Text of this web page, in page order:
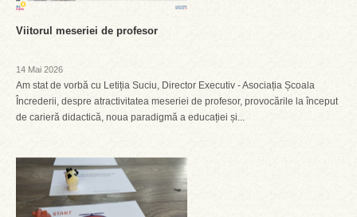
Viitorul meseriei de profesor
14 Mai 2026
Am stat de vorbă cu Letiția Suciu, Director Executiv - Asociația Școala
Încrederii, despre atractivitatea meseriei de profesor, provocările la început
de carieră didactică, noua paradigmă a educației și...